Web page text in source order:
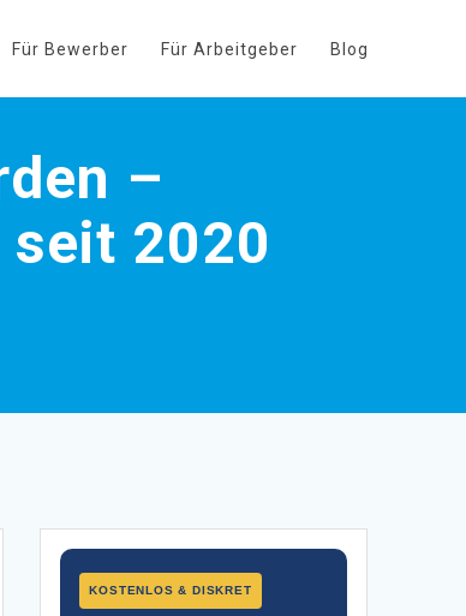
Für Bewerber Für Arbeitgeber Blog
–
2020
KOSTENLOS & DISKRET